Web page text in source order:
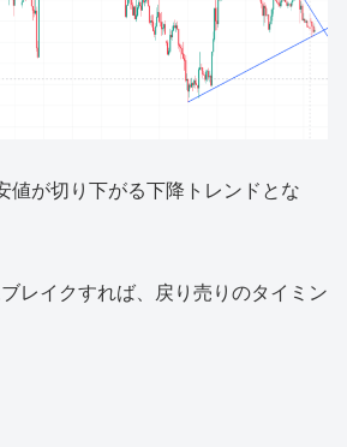
値が切り下がる下降トレンドとな
レイクすれば、戻り売りのタイミン